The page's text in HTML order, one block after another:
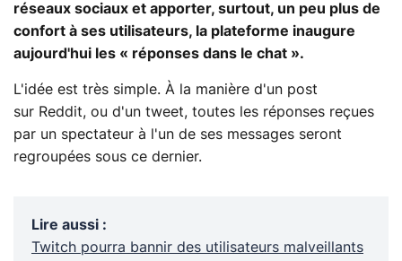
réseaux sociaux et apporter, surtout, un peu plus de
confort à ses utilisateurs, la plateforme inaugure
aujourd'hui les « réponses dans le chat ».
L'idée est très simple. À la manière d'un post
sur Reddit, ou d'un tweet, toutes les réponses reçues
par un spectateur à l'un de ses messages seront
regroupées sous ce dernier.
Lire aussi :
Twitch pourra bannir des utilisateurs malveillants